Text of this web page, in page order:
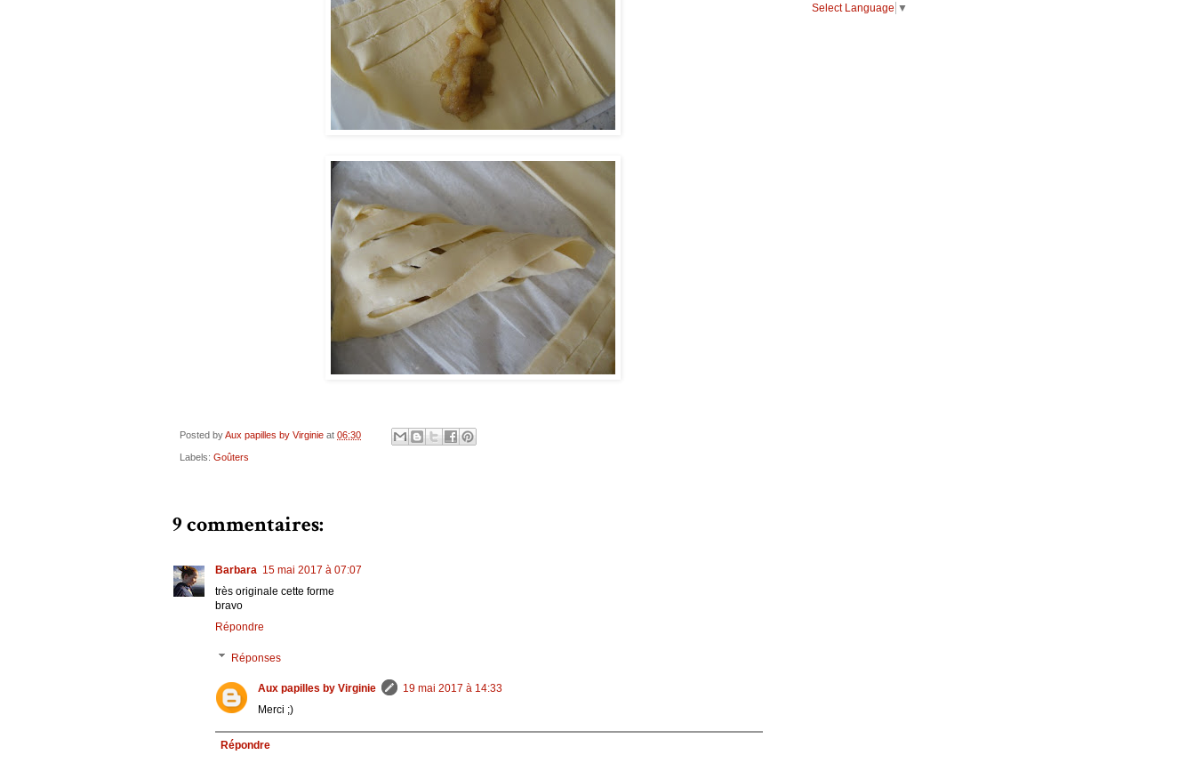
Posted byAux papilles by Virginie at 06:30
Labels: Goûters
9 commentaires:
Barbara 15 mai 2017 à 07:07
très originale cette forme
bravo
Répondre
Réponses
Aux papilles by Virginie
19 mai 2017 à 14:33
Merci ;)
Répondre
Select Language ▼